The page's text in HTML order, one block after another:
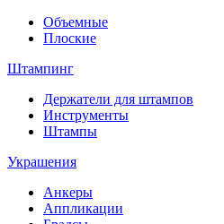
Объемные
Плоские
Штампинг
Держатели для штампов
Инструменты
Штампы
Украшения
Анкеры
Аппликации